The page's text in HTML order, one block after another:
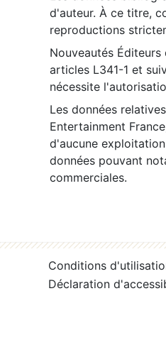
d'auteur. À ce titre,
reproductions
Nouveautés
articles L341-1 et
nécessite
Les données
Entertainment
d'aucune
données pouvant
commerciales.
Conditions
Déclaration